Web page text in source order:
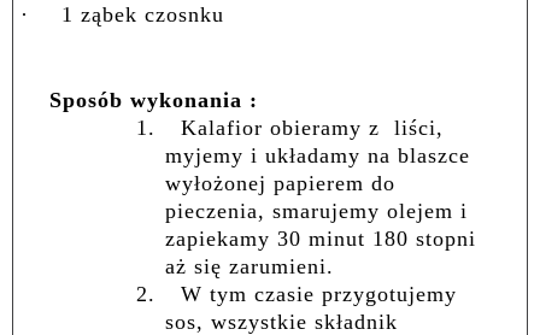
·
1 ząbek czosnku
Sposób wykonania :
1.
Kalafior obieramy z
liści,
myjemy i układamy na blaszce
wyłożonej papierem do
pieczenia, smarujemy olejem i
zapiekamy 30 minut 180 stopni
aż się zarumieni.
2.
W tym czasie przygotujemy
sos, wszystkie składnik